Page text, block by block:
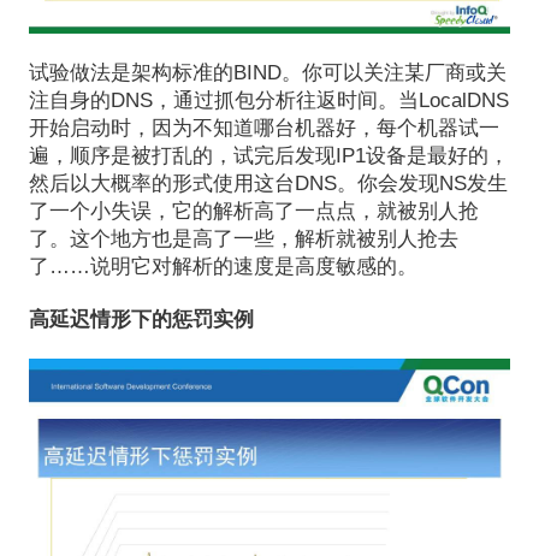
试验做法是架构标准的BIND。你可以关注某厂商或关
注自身的DNS，通过抓包分析往返时间。当LocalDNS
开始启动时，因为不知道哪台机器好，每个机器试一
遍，顺序是被打乱的，试完后发现IP1设备是最好的，
然后以大概率的形式使用这台DNS。你会发现NS发生
了一个小失误，它的解析高了一点点，就被别人抢
了。这个地方也是高了一些，解析就被别人抢去
了……说明它对解析的速度是高度敏感的。
高延迟情形下的惩罚实例